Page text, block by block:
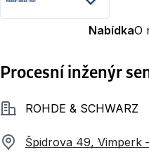
NabídkaO
Procesní inženýr
SpolečnostROHDE & SCHWARZ
Špidrova 49, Vimperk